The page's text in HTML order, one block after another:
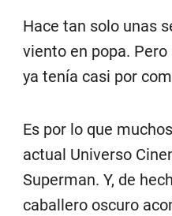
Hace tan solo unas
viento en popa.
ya tenía casi por
Es por lo que
actual Universo
Superman. Y, de
caballero oscuro